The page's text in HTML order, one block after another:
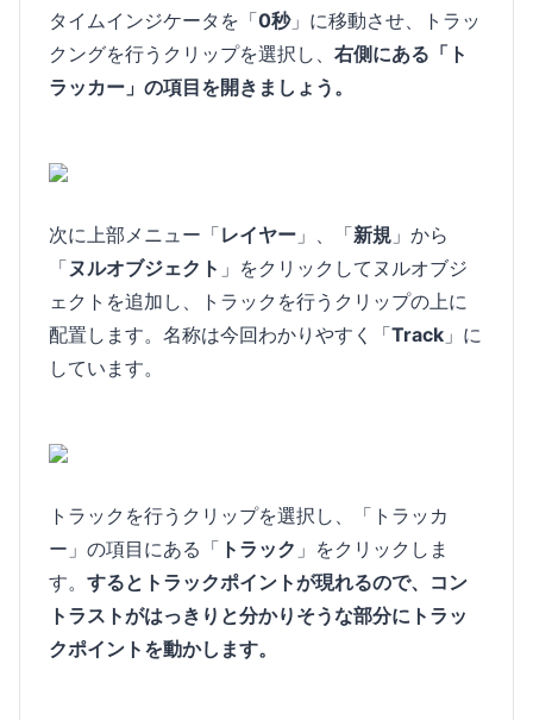
タイムインジケータを「0秒」に移動させ、トラッ
クングを行うクリップを選択し、 右側にある「ト
ラッカー」の項目を開きましょう。
次に上部メニュー「レイヤー 」、「新規 」から
「 ヌルオブジェクト 」をクリックしてヌルオブジ
ェクトを追加し、トラックを行うクリップの上に
配置します。名称は今回わかりやすく「Track 」に
しています。
トラックを行うクリップを選択し、「トラッカ
ー」の項目にある「 トラック 」をクリックしま
す。 するとトラックポイントが現れるので、コン
トラストがはっきりと分かりそうな部分にトラッ
クポイントを動かします。